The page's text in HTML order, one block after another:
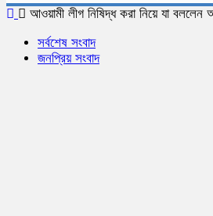
আওয়ামী লীগ নিষিদ্ধ করা নিয়ে যা বললেন
সর্বশেষ সংবাদ
জনপ্রিয় সংবাদ